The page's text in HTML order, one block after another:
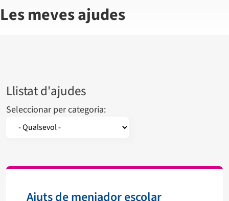
Les meves ajudes
Llistat d'ajudes
Seleccionar per categoria:
Ajuts de menjador escolar